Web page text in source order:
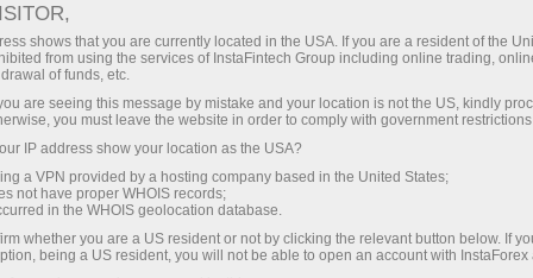
InstaForex-
socio oficial de Dragon
Racing
El futuro está llegando,
InstaForex y Dragon Racing
shows that you are currently located in the USA. If you are a resident of the
from using the services of InstaFintech Group including online trading,
of funds, etc.
are seeing this message by mistake and your location is not the US, kindly
you must leave the website in order to comply with government
IP address show your location as the USA?
a VPN provided by a hosting company based in the United States;
not have proper WHOIS records;
in the WHOIS geolocation database.
whether you are a US resident or not by clicking the relevant button below. If
being a US resident, you will not be able to open an account with InstaForex